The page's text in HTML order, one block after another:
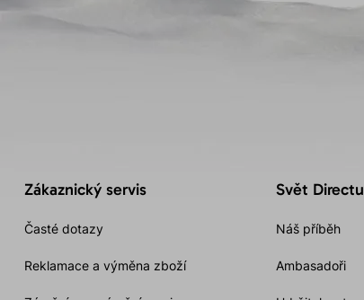
Zákaznický servis
Časté dotazy
Reklamace a výměna zboží
Svět Directu
Náš příběh
Ambasadoři